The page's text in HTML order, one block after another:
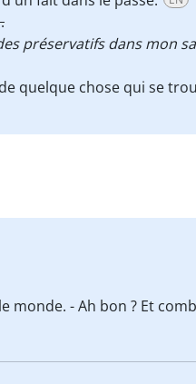
préservatifs dans mon
quelque chose qui se
monde. - Ah bon ? Et